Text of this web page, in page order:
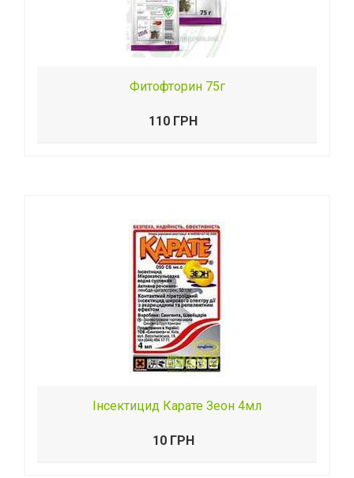
Фитофторин 75г
110 ГРН
Інсектицид Карате Зеон 4мл
10 ГРН